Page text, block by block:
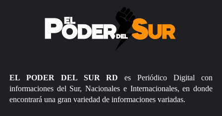
EL PODER DEL SUR RD es Periódico Digital con
informaciones del Sur, Nacionales e Internacionales, en donde
encontrará una gran variedad de informaciones variadas.